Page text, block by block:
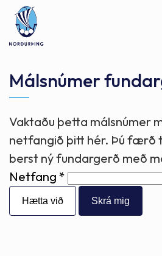
Leita
Málsnúmer
Vaktaðu þetta málsnúmer
netfangið þitt hér. Þú færð
berst ný fundargerð með
Netfang
Hætta við